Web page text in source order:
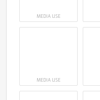
MEDIA USE
MEDIA USE